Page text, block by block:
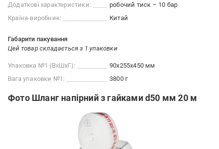
Додаткові характеристики:
робочий тиск – 10 бар
Країна-виробник:
Китай
Габарити пакування
Цей товар складається з 1 упаковки
Упаковка №1 (ВхШхГ):
90x255x450 мм
Вага упаковки №1:
3800 г
Фото Шланг напірний з гайками d50 мм 20 м